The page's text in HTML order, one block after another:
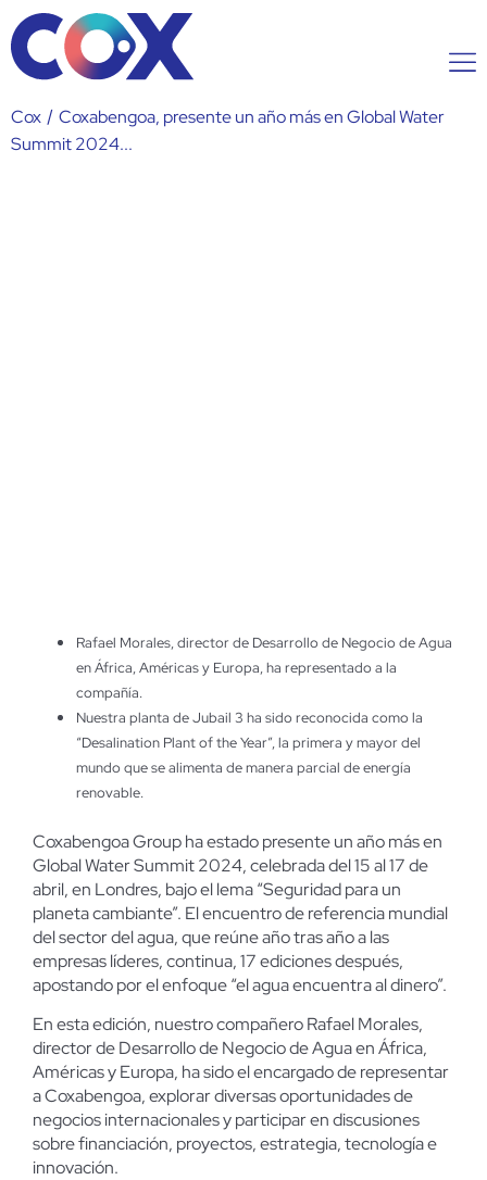
Cox / Coxabengoa, presente un año más en Global Water
Summit 2024...
Rafael Morales, director de Desarrollo de Negocio de Agua
en África, Américas y Europa, ha representado a la
compañía.
Nuestra planta de Jubail 3 ha sido reconocida como la
“Desalination Plant of the Year”, la primera y mayor del
mundo que se alimenta de manera parcial de energía
renovable.
Coxabengoa Group ha estado presente un año más en
Global Water Summit 2024, celebrada del 15 al 17 de
abril, en Londres, bajo el lema “Seguridad para un
planeta cambiante”. El encuentro de referencia mundial
del sector del agua, que reúne año tras año a las
empresas líderes, continua, 17 ediciones después,
apostando por el enfoque “el agua encuentra al dinero”.
En esta edición, nuestro compañero Rafael Morales,
director de Desarrollo de Negocio de Agua en África,
Américas y Europa, ha sido el encargado de representar
a Coxabengoa, explorar diversas oportunidades de
negocios internacionales y participar en discusiones
sobre financiación, proyectos, estrategia, tecnología e
innovación.